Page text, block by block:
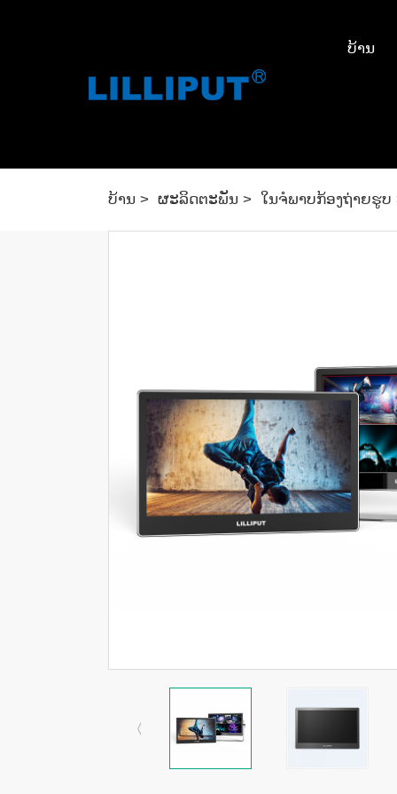
ບ້ານ
ບ້ານ ຜະລິດຕະພັນ ໃນຈໍພາບກ້ອງຖ່າຍຮູບ